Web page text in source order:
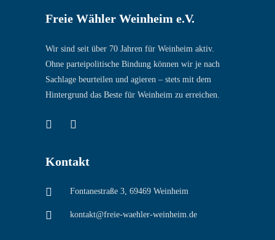
Freie Wähler Weinheim e.V.
Wir sind seit über 70 Jahren für Weinheim aktiv.
Ohne parteipolitische Bindung können wir je nach
Sachlage beurteilen und agieren – stets mit dem
Hintergrund das Beste für Weinheim zu erreichen.
Kontakt
Fontanestraße 3, 69469 Weinheim
kontakt@freie-waehler-weinheim.de